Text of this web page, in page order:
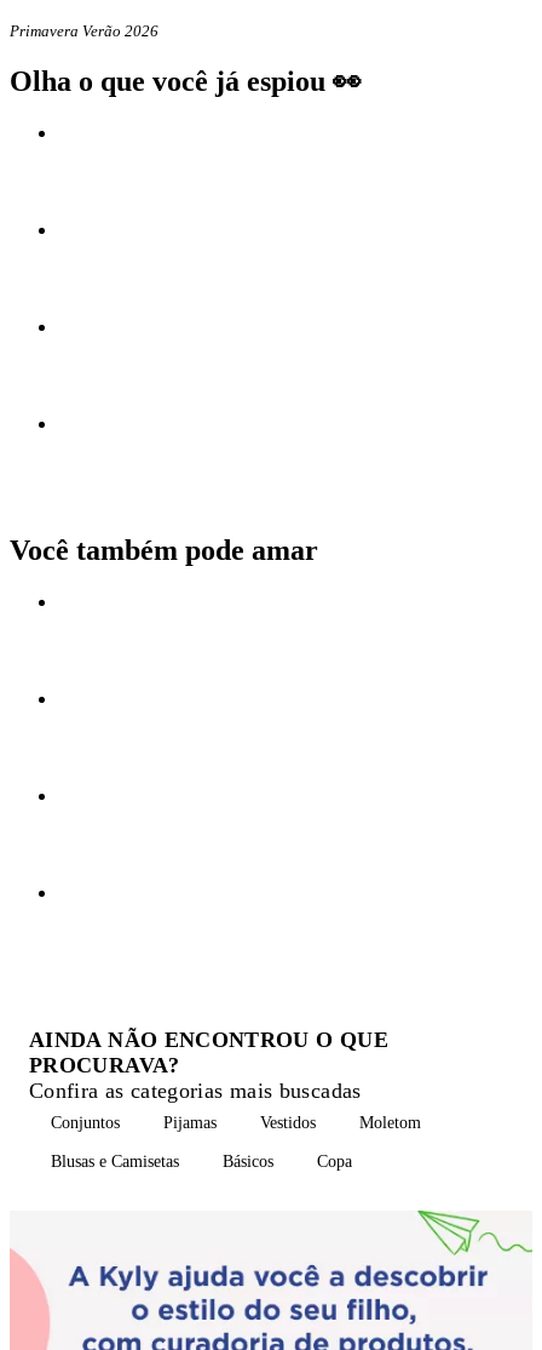
Primavera Verão 2026
Olha o que você já espiou 👀
Você também pode amar
AINDA NÃO ENCONTROU O QUE
PROCURAVA?
Confira as categorias mais buscadas
Conjuntos Pijamas Vestidos Moletom
Blusas e Camisetas Básicos Copa